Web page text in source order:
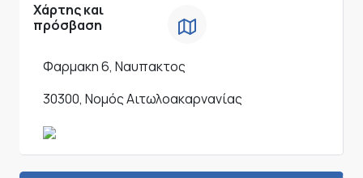
Χάρτης και
πρόσβαση
Φαρμακη 6, Ναυπακτος
30300, Νομός Αιτωλοακαρνανίας